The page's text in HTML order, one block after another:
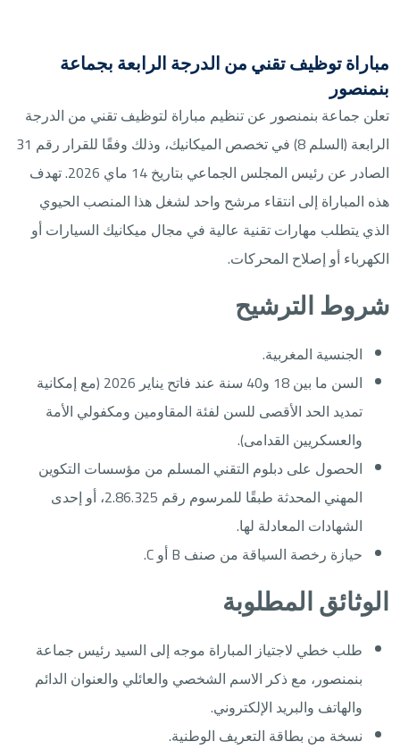
مباراة توظيف تقني من الدرجة الرابعة بجماعة
بنمنصور
تعلن جماعة بنمنصور عن تنظيم مباراة لتوظيف تقني من الدرجة
الرابعة (السلم 8) في تخصص الميكانيك، وذلك وفقًا للقرار رقم 31
الصادر عن رئيس المجلس الجماعي بتاريخ 14 ماي 2026. تهدف
هذه المباراة إلى انتقاء مرشح واحد لشغل هذا المنصب الحيوي
الذي يتطلب مهارات تقنية عالية في مجال ميكانيك السيارات أو
الكهرباء أو إصلاح المحركات.
شروط الترشيح
الجنسية المغربية.
السن ما بين 18 و40 سنة عند فاتح يناير 2026 (مع إمكانية
تمديد الحد الأقصى للسن لفئة المقاومين ومكفولي الأمة
والعسكريين القدامى).
الحصول على دبلوم التقني المسلم من مؤسسات التكوين
المهني المحدثة طبقًا للمرسوم رقم 2.86.325، أو إحدى
الشهادات المعادلة لها.
حيازة رخصة السياقة من صنف B أو C.
الوثائق المطلوبة
طلب خطي لاجتياز المباراة موجه إلى السيد رئيس جماعة
بنمنصور، مع ذكر الاسم الشخصي والعائلي والعنوان الدائم
والهاتف والبريد الإلكتروني.
نسخة من بطاقة التعريف الوطنية.